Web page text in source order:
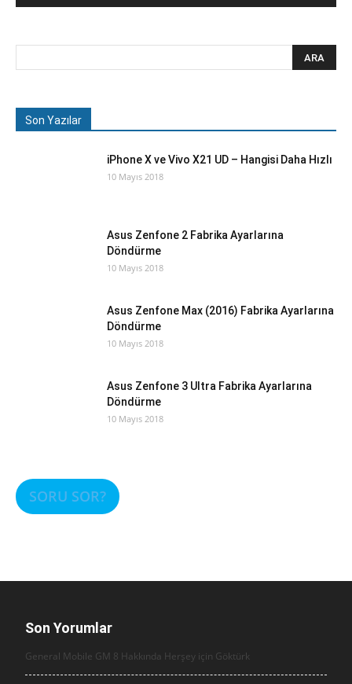
Son Yazılar
iPhone X ve Vivo X21 UD – Hangisi Daha Hızlı
10 Mayıs 2018
Asus Zenfone 2 Fabrika Ayarlarına
Döndürme
10 Mayıs 2018
Asus Zenfone Max (2016) Fabrika Ayarlarına
Döndürme
10 Mayıs 2018
Asus Zenfone 3 Ultra Fabrika Ayarlarına
Döndürme
10 Mayıs 2018
SORU SOR?
Son Yorumlar
General Mobile GM 8 Hakkında Herşey için Göktürk